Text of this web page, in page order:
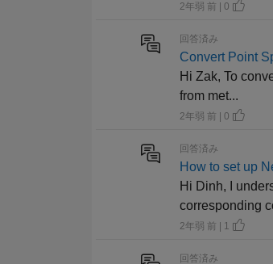
2年弱 前 | 0
回答済み
Convert Point
Hi Zak, To
from met...
2年弱 前 | 0
回答済み
How to set up
Hi Dinh, I
corresponding
2年弱 前 | 1
回答済み